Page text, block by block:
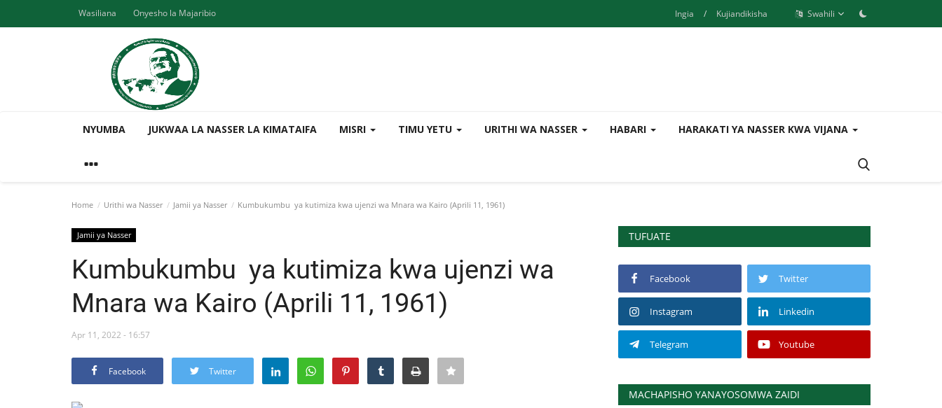
Wasiliana Onyesho la Majaribio Ingia / Kujiandikisha Swahili
NYUMBA JUKWAA LA NASSER LA KIMATAIFA MISRI TIMU YETU URITHI WA NASSER HABARI HARAKATI YA NASSER KWA VIJANA
Home Urithi wa Nasser Jamii ya Nasser Kumbukumbu ya kutimiza kwa ujenzi wa Mnara wa Kairo (Aprili 11, 1961)
Jamii ya Nasser
Kumbukumbu ya kutimiza kwa ujenzi wa
Mnara wa Kairo (Aprili 11, 1961)
Apr 11, 2022 - 16:57
Facebook Twitter
TUFUATE
Facebook Twitter
Instagram Linkedin
Telegram Youtube
MACHAPISHO YANAYOSOMWA ZAIDI